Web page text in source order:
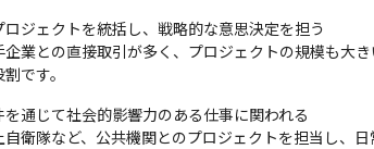
ジェクトを統括し、戦略的な意思決定を担う
企業との直接取引が多く、プロジェクトの規模も大
です。
通じて社会的影響力のある仕事に関われる
衛隊など、公共機関とのプロジェクトを担当し、